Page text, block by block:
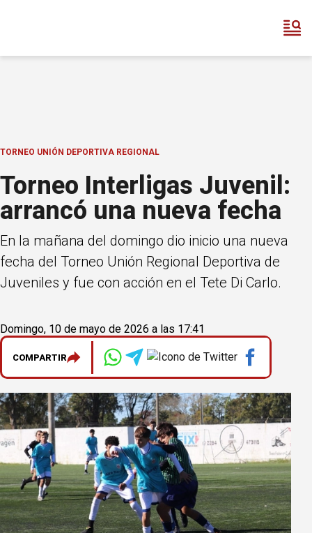
TORNEO UNIÓN DEPORTIVA REGIONAL
Torneo Interligas Juvenil:
arrancó una nueva fecha
En la mañana del domingo dio inicio una nueva
fecha del Torneo Unión Regional Deportiva de
Juveniles y fue con acción en el Tete Di Carlo.
Domingo, 10 de mayo de 2026 a las 17:41
COMPARTIR